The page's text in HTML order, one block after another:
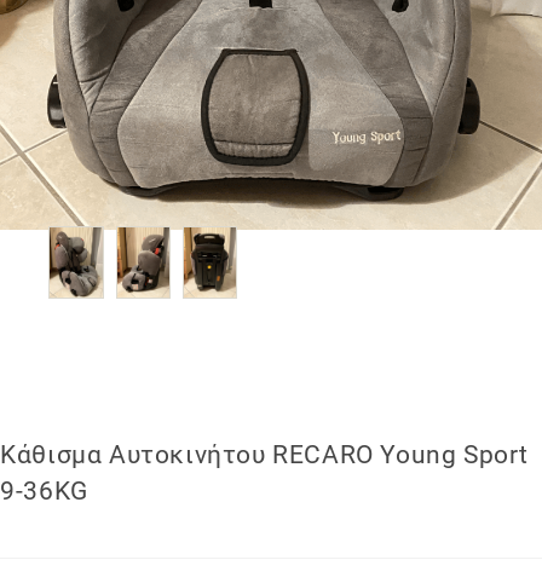
Κάθισμα Αυτοκινήτου RECARO Young Sport
9-36KG